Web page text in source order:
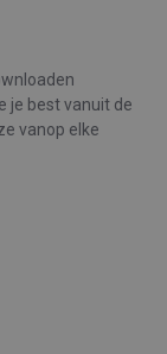
je best vanuit de
vanop elke